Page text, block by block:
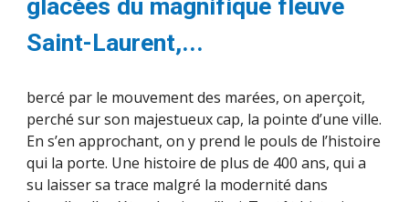
glacées du magnifique fleuve
Saint-Laurent,...
bercé par le mouvement des marées, on aperçoit,
perché sur son majestueux cap, la pointe d’une ville.
En s’en approchant, on y prend le pouls de l’histoire
qui la porte. Une histoire de plus de 400 ans, qui a
su laisser sa trace malgré la modernité dans